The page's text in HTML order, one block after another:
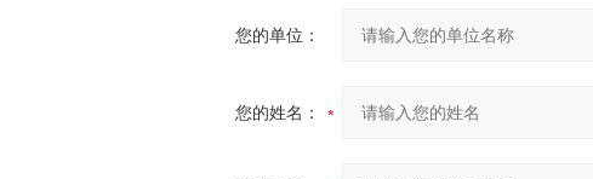
您的单位：
您的姓名：